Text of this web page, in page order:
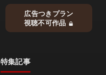
広告つきプラン
視聴不可作品
特集記事